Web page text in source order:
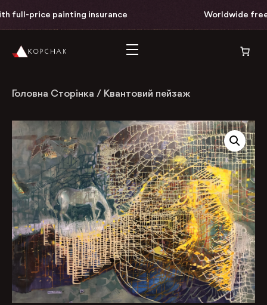
price painting insurance Worldwide free
Головна Сторінка / Квантовий пейзаж